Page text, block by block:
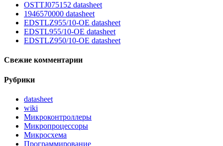
OSTTJ075152 datasheet
1946570000 datasheet
EDSTLZ955/10-OE datasheet
EDSTL955/10-OE datasheet
EDSTLZ950/10-OE datasheet
Свежие комментарии
Рубрики
datasheet
wiki
Микроконтроллеры
Микропроцессоры
Микросхема
Программирование